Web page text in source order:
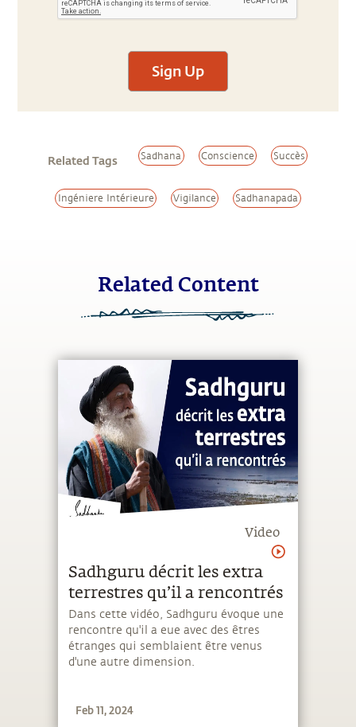
Sign Up
Related Tags Sadhana Conscience Succès
Ingéniere Intérieure Vigilance Sadhanapada
Related Content
Video
Sadhguru décrit les extra
terrestres qu’il a rencontrés
Dans cette vidéo, Sadhguru évoque une
rencontre qu'il a eue avec des êtres
étranges qui semblaient être venus
d'une autre dimension.
Feb 11, 2024